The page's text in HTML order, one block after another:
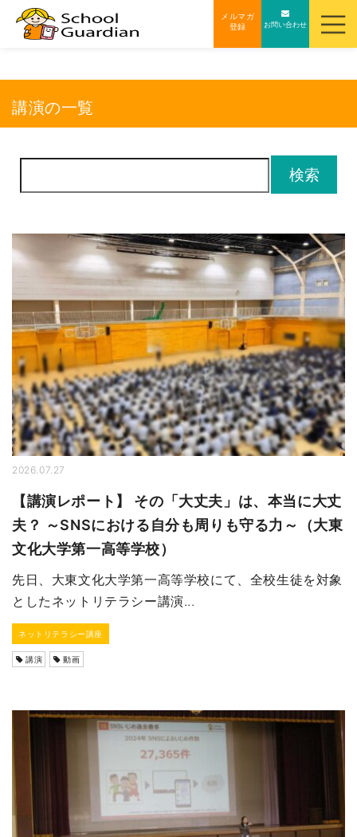
ョ
プ
す
メルマガ
登録 お問い合わせ
講演の一覧
2026.07.27
【講演レポート】 その「大丈夫」は、本当に大丈
夫？ ～SNSにおける自分も周りも守る力～（大東
文化大学第一高等学校）
先日、大東文化大学第一高等学校にて、全校生徒を対象
としたネットリテラシー講演...
ネットリテラシー講座
講演 動画